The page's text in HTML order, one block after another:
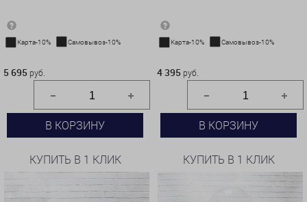
Карта-10% Самовывоз-10%
5 695 руб.
В КОРЗИНУ
КУПИТЬ В 1 КЛИК
Карта-10% Самовывоз-10%
4 395 руб.
В КОРЗИНУ
КУПИТЬ В 1 КЛИК